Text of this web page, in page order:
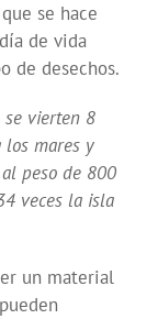
se hace
de vida
de desechos.
se vierten 8
mares y
peso de 800
veces la isla
un material